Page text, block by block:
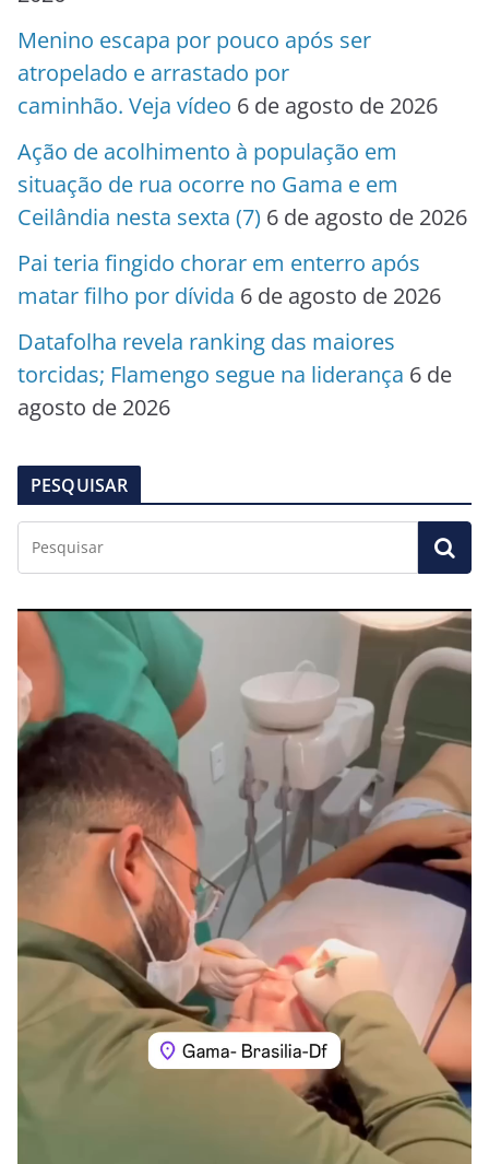
Menino escapa por pouco após ser
atropelado e arrastado por
caminhão. Veja vídeo 6 de agosto de 2026
Ação de acolhimento à população em
situação de rua ocorre no Gama e em
Ceilândia nesta sexta (7) 6 de agosto de 2026
Pai teria fingido chorar em enterro após
matar filho por dívida 6 de agosto de 2026
Datafolha revela ranking das maiores
torcidas; Flamengo segue na liderança 6 de
agosto de 2026
PESQUISAR